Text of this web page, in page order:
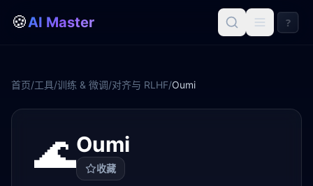
🍪AI Master ?
首页/工具/训练 & 微调/对齐与 RLHF/Oumi
🌊Oumi
收藏